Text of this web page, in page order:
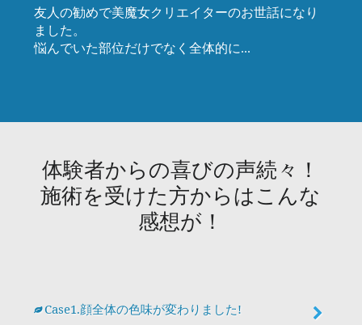
友人の勧めで美魔女クリエイターのお世話になり
ました。
悩んでいた部位だけでなく全体的に...
体験者からの喜びの声続々！
施術を受けた方からはこんな
感想が！
Case1.顔全体の色味が変わりました!